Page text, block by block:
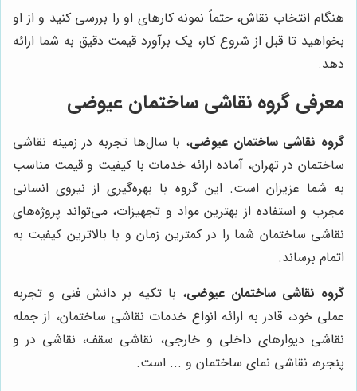
هنگام انتخاب نقاش، حتماً نمونه کارهای او را بررسی کنید و از او
بخواهید تا قبل از شروع کار، یک برآورد قیمت دقیق به شما ارائه
دهد.
معرفی گروه نقاشی ساختمان عیوضی
گروه نقاشی ساختمان عیوضی، با سال‌ها تجربه در زمینه نقاشی
ساختمان در تهران، آماده ارائه خدمات با کیفیت و قیمت مناسب
به شما عزیزان است. این گروه با بهره‌گیری از نیروی انسانی
مجرب و استفاده از بهترین مواد و تجهیزات، می‌تواند پروژه‌های
نقاشی ساختمان شما را در کمترین زمان و با بالاترین کیفیت به
اتمام برساند.
گروه نقاشی ساختمان عیوضی، با تکیه بر دانش فنی و تجربه
عملی خود، قادر به ارائه انواع خدمات نقاشی ساختمان، از جمله
نقاشی دیوارهای داخلی و خارجی، نقاشی سقف، نقاشی در و
پنجره، نقاشی نمای ساختمان و ... است.